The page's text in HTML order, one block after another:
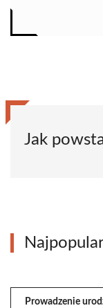
Jak
Prowadzenie